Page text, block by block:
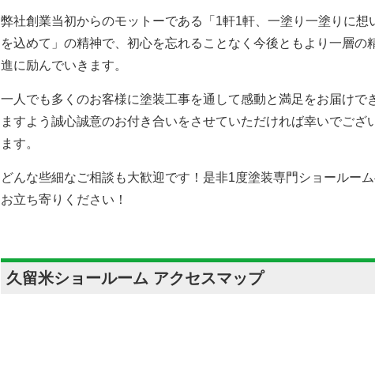
弊社創業当初からのモットーである「1軒1軒、一塗り一塗りに想
を込めて」の精神で、初心を忘れることなく今後ともより一層の
進に励んでいきます。
一人でも多くのお客様に塗装工事を通して感動と満足をお届けで
ますよう誠心誠意のお付き合いをさせていただければ幸いでござ
ます。
どんな些細なご相談も大歓迎です！是非1度塗装専門ショールー
お立ち寄りください！
久留米ショールーム アクセスマップ